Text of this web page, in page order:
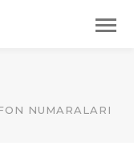
NUMARALARI